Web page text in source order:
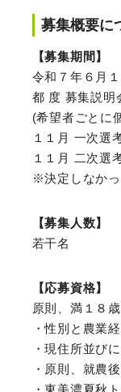
募集概要に
【募集期間】
令和７年６月
都 度 募集説明
(希望者ごとに
１１月 一次選
１１月 二次選
※決定しなかっ
【募集人数】
若干名
【応募資格】
原則、満１８
・性別と農業
・現住所並び
・原則、就農